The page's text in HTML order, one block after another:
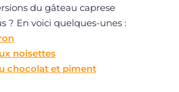
du gâteau caprese
? En voici quelques-unes :
noisettes
chocolat et piment